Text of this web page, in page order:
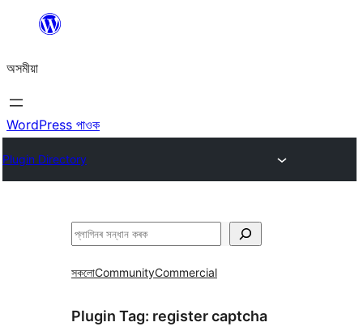
বিষয়বস্তুলৈ
যাওক
অসমীয়া
WordPress পাওক
Plugin Directory
সন্ধান
সকলোCommunityCommercial
Plugin Tag: register captcha